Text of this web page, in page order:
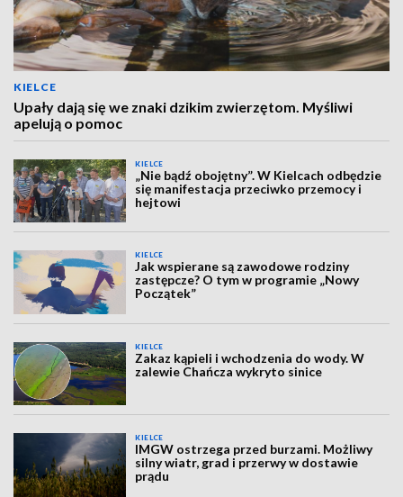
KIELCE
Upały dają się we znaki dzikim zwierzętom. Myśliwi
apelują o pomoc
KIELCE
„Nie bądź obojętny”. W Kielcach odbędzie
się manifestacja przeciwko przemocy i
hejtowi
KIELCE
Jak wspierane są zawodowe rodziny
zastępcze? O tym w programie „Nowy
Początek”
KIELCE
Zakaz kąpieli i wchodzenia do wody. W
zalewie Chańcza wykryto sinice
KIELCE
IMGW ostrzega przed burzami. Możliwy
silny wiatr, grad i przerwy w dostawie
prądu